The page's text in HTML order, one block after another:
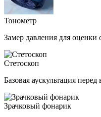
Тонометр
Замер давления для оценки
Стетоскоп
Базовая аускультация
Зрачковый фонарик